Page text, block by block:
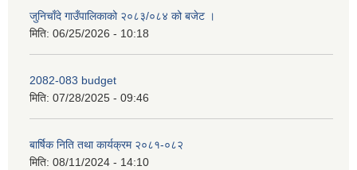
जुनिचाँदे गाउँपालिकाको २०८३/०८४ को बजेट ।
मिति: 06/25/2026 - 10:18
2082-083 budget
मिति: 07/28/2025 - 09:46
बार्षिक निति तथा कार्यक्रम २०८१-०८२
मिति: 08/11/2024 - 14:10